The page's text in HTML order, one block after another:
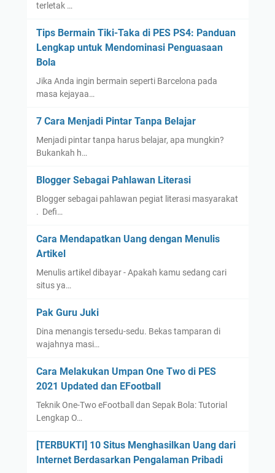
terletak …
Tips Bermain Tiki-Taka di PES PS4: Panduan
Lengkap untuk Mendominasi Penguasaan
Bola
Jika Anda ingin bermain seperti Barcelona pada
masa kejayaa…
7 Cara Menjadi Pintar Tanpa Belajar
Menjadi pintar tanpa harus belajar, apa mungkin?
Bukankah h…
Blogger Sebagai Pahlawan Literasi
Blogger sebagai pahlawan pegiat literasi masyarakat
. Defi…
Cara Mendapatkan Uang dengan Menulis
Artikel
Menulis artikel dibayar - Apakah kamu sedang cari
situs ya…
Pak Guru Juki
Dina menangis tersedu-sedu. Bekas tamparan di
wajahnya masi…
Cara Melakukan Umpan One Two di PES
2021 Updated dan EFootball
Teknik One-Two eFootball dan Sepak Bola: Tutorial
Lengkap O…
[TERBUKTI] 10 Situs Menghasilkan Uang dari
Internet Berdasarkan Pengalaman Pribadi